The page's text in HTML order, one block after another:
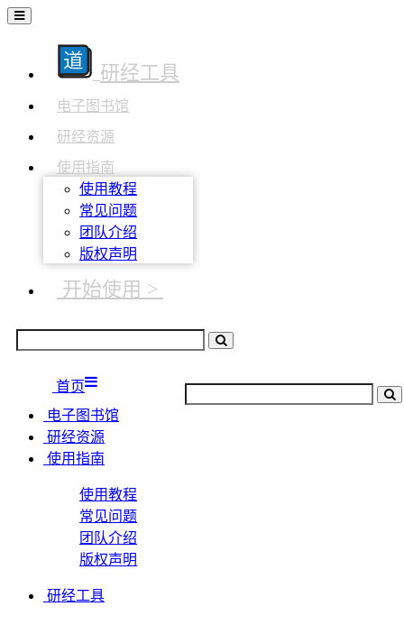
研经工具
电子图书馆
研经资源
使用指南
使用教程
常见问题
团队介绍
版权声明
开始使用 >
首页
电子图书馆
研经资源
使用指南
使用教程
常见问题
团队介绍
版权声明
研经工具